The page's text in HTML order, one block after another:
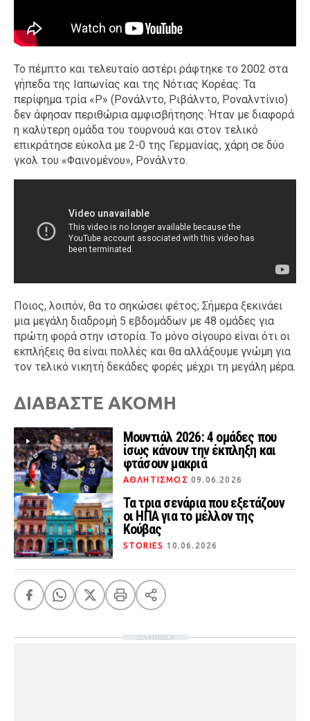
Το πέμπτο και τελευταίο αστέρι ράφτηκε το 2002 στα
γήπεδα της Ιαπωνίας και της Νότιας Κορέας. Τα
περίφημα τρία «Ρ» (Ρονάλντο, Ριβάλντο, Ροναλντίνιο)
δεν άφησαν περιθώρια αμφισβήτησης. Ήταν με διαφορά
η καλύτερη ομάδα του τουρνουά και στον τελικό
επικράτησε εύκολα με 2-0 της Γερμανίας, χάρη σε δύο
γκολ του «Φαινομένου», Ρονάλντο.
Ποιος, λοιπόν, θα το σηκώσει φέτος; Σήμερα ξεκινάει
μια μεγάλη διαδρομή 5 εβδομάδων με 48 ομάδες για
πρώτη φορά στην ιστορία. Το μόνο σίγουρο είναι ότι οι
εκπλήξεις θα είναι πολλές και θα αλλάξουμε γνώμη για
τον τελικό νικητή δεκάδες φορές μέχρι τη μεγάλη μέρα.
ΔΙΑΒΑΣΤΕ ΑΚΟΜΗ
Μουντιάλ 2026: 4 ομάδες που
ίσως κάνουν την έκπληξη και
φτάσουν μακριά
ΑΘΛΗΤΙΣΜΟΣ 09.06.2026
Τα τρια σενάρια που εξετάζουν
οι ΗΠΑ για το μέλλον της
Κούβας
STORIES 10.06.2026
ΔΙΑΦΗΜΙΣΗ